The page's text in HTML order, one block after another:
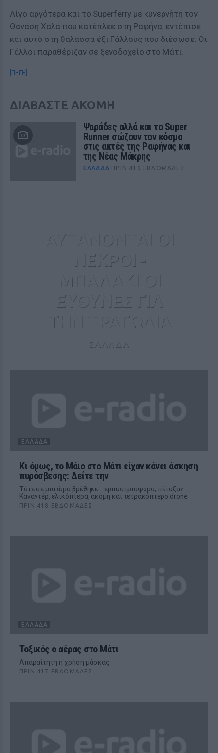
Λίγο αργότερα και το Superferry με κυνερνήτη τον
Θανάση Χαλά που κατέπλεε στη Ραφήνα, εντόπισε
και αυτό στη θάλασσα έξι Γάλλους που διέσωσε. Οι
Γάλλοι παραθέριζαν σε ξενοδοχείο στο Μάτι.
[ΠΗΓΗ]
ΔΙΑΒΑΣΤΕ ΑΚΟΜΗ
Ψαράδες αλλά και το Super
Runner σώζουν τον κόσμο
στις ακτές της Ραφήνας και
της Νέας Μάκρης
ΕΛΛΆΔΑ ΠΡΙΝ 419 ΕΒΔΟΜΆΔΕΣ
ΑΥΞΑΝΟΝΤΑΙ ΟΙ
ΝΕΚΡΟΙ -
ΜΠΑΛΑΚΙ ΟΙ
ΕΥΘΥΝΕΣ ΓΙΑ
ΤΗΝ ΤΡΑΓΩΔΙΑ
ΕΛΛΑΔΑ
ΕΛΛΆΔΑ
Kι όμως, το Μάιο στο Μάτι είχαν κάνει άσκηση
πυρόσβεσης: Δείτε την
Τότε σε μια ώρα βρέθηκε… ερπυστριοφόρο, πέταξαν
Καναντέρ, ελικόπτερα, ακόμη και τετρακόπτερο drone
ΠΡΙΝ 418 ΕΒΔΟΜΆΔΕΣ
ΕΛΛΆΔΑ
Τοξικός ο αέρας στο Μάτι
Απαραίτητη η χρήση μάσκας
ΠΡΙΝ 417 ΕΒΔΟΜΆΔΕΣ